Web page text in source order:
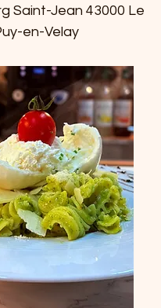
Saint-Jean 43000 Le
en-Velay